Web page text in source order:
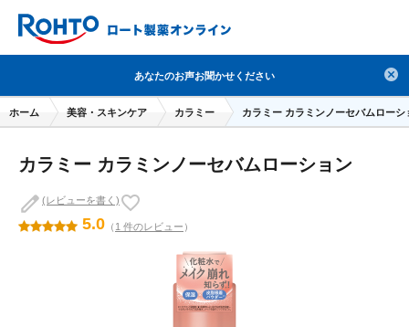
人気のキーワードで検索
目薬 ロートV5 日焼け止め 熱中症対策
デオコ セラミド オバジ ダーマセプトRX
アゼライン酸
冬虫夏草 セノビック
美容サプリメント
制汗剤 洗顔
検索
あなたのお声お聞かせください
ホーム 美容・スキンケア カラミー カラミー カラミンノーセバムローシ
カラミー カラミンノーセバムローション
5.0 （ 1 件のレビュー ）
(レビューを書く)